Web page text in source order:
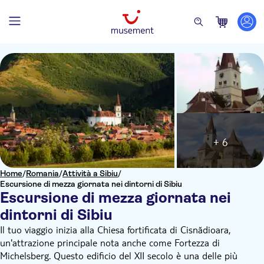
Home/Romania/Attività a Sibiu/
Escursione di mezza giornata nei dintorni di Sibiu
Escursione di mezza giornata nei
dintorni di Sibiu
+ 6
Il tuo viaggio inizia alla Chiesa fortificata di Cisnădioara,
un'attrazione principale nota anche come Fortezza di
Michelsberg. Questo edificio del XII secolo è una delle più